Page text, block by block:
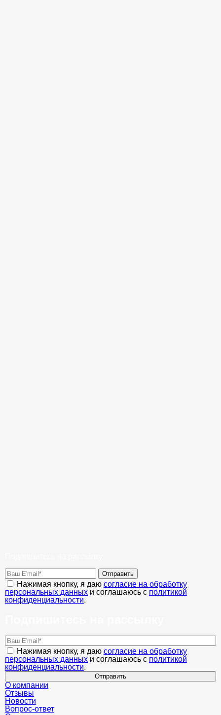
Отправить
Нажимая кнопку, я даю согласие на обработку
персональных данных и соглашаюсь с политикой
конфиденциальности.
Нажимая кнопку, я даю согласие на обработку
персональных данных и соглашаюсь с политикой
конфиденциальности.
Отправить
О компании
Отзывы
Новости
Вопрос-ответ